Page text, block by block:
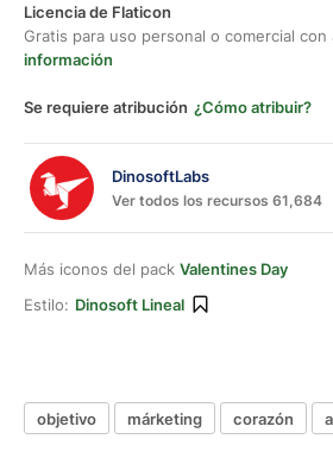
Licencia de Flaticon
Gratis para uso personal o comercial con
información
Se requiere atribución ¿Cómo atribuir?
DinosoftLabs
Ver todos los recursos 61,684
Más iconos del pack Valentines Day
Estilo: Dinosoft Lineal
objetivo márketing corazón